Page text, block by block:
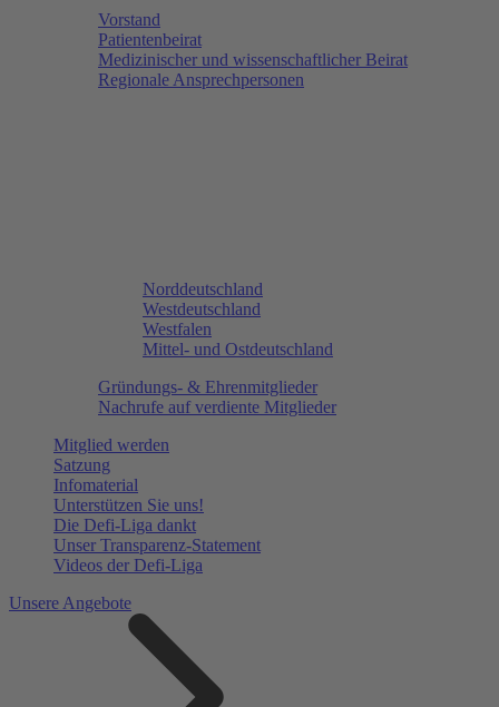
Vorstand
Patientenbeirat
Medizinischer und wissenschaftlicher Beirat
Regionale Ansprechpersonen
Norddeutschland
Westdeutschland
Westfalen
Mittel- und Ostdeutschland
Gründungs- & Ehrenmitglieder
Nachrufe auf verdiente Mitglieder
Mitglied werden
Satzung
Infomaterial
Unterstützen Sie uns!
Die Defi-Liga dankt
Unser Transparenz-Statement
Videos der Defi-Liga
Unsere Angebote